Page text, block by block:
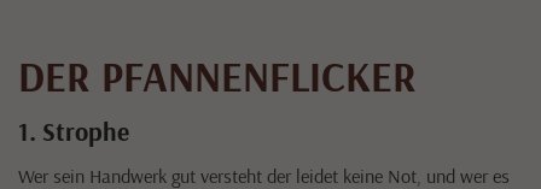
DER PFANNENFLICKER
1. Strophe
Wer sein Handwerk gut versteht der leidet keine Not, und wer es